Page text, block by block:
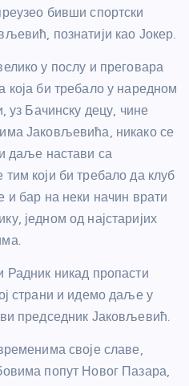
бивши спортски
познатији као Јокер.
у послу и преговара
која би требало у наредном
уз Бачинску децу, чине
Јаковљевића, никако се
даље настави са
који би требало да клуб
и бар на неки начин врати
једном од најстаријих
Радник никад пропасти
страни и идемо даље у
председник Јаковљевић.
своје славе,
попут Новог Пазара,